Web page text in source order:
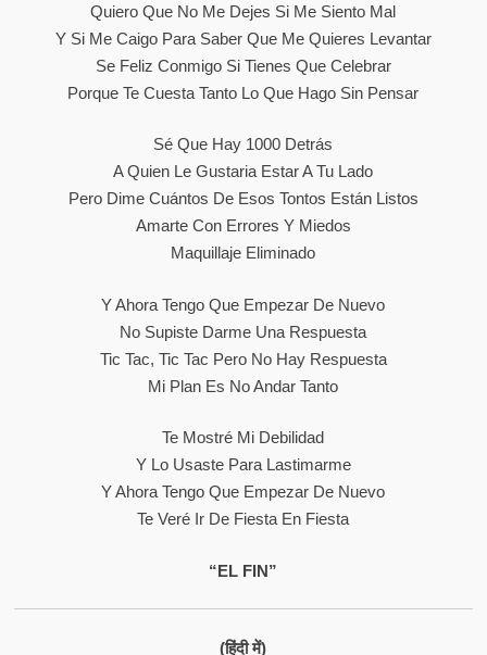
Quiero Que No Me Dejes Si Me Siento Mal
Y Si Me Caigo Para Saber Que Me Quieres Levantar
Se Feliz Conmigo Si Tienes Que Celebrar
Porque Te Cuesta Tanto Lo Que Hago Sin Pensar
Sé Que Hay 1000 Detrás
A Quien Le Gustaria Estar A Tu Lado
Pero Dime Cuántos De Esos Tontos Están Listos
Amarte Con Errores Y Miedos
Maquillaje Eliminado
Y Ahora Tengo Que Empezar De Nuevo
No Supiste Darme Una Respuesta
Tic Tac, Tic Tac Pero No Hay Respuesta
Mi Plan Es No Andar Tanto
Te Mostré Mi Debilidad
Y Lo Usaste Para Lastimarme
Y Ahora Tengo Que Empezar De Nuevo
Te Veré Ir De Fiesta En Fiesta
“EL FIN”
(हिंदी में)